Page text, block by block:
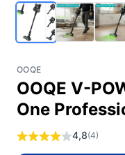
OOQE
OOQE V-
One
4,8(4)